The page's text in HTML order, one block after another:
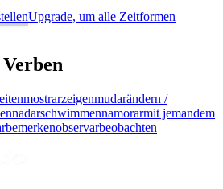
Upgrade, um alle Zeitformen
mostrarzeigenmudarändern /
nadarschwimmennamorarmit jemandem
bemerkenobservarbeobachten